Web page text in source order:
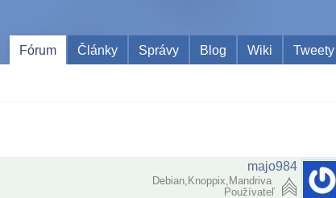
Fórum
Články Správy Blog Wiki Tweety
majo984
Debian,Knoppix,Mandriva
Používateľ